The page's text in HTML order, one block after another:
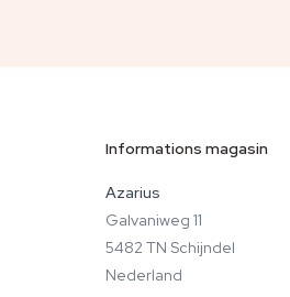
Informations magasin
Azarius
Galvaniweg 11
5482 TN Schijndel
Nederland